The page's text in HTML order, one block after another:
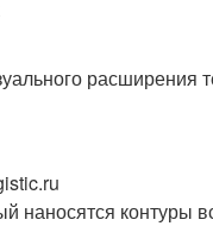
расширения
наносятся контуры